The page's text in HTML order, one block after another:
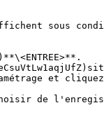
sous
et cliquez
de